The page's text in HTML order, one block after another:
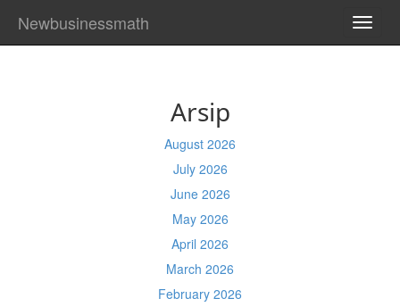
Newbusinessmath
Arsip
August 2026
July 2026
June 2026
May 2026
April 2026
March 2026
February 2026